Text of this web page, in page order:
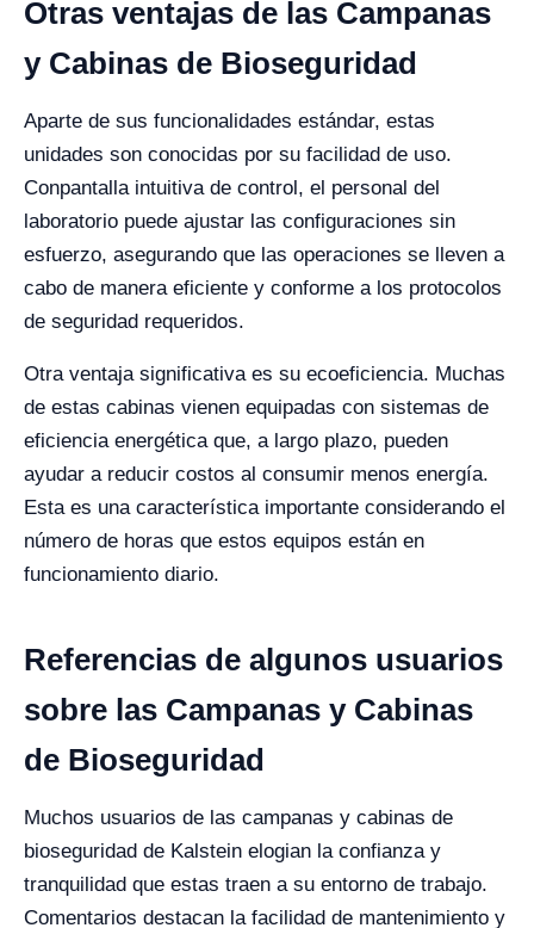
Otras ventajas de las Campanas
y Cabinas de Bioseguridad
Aparte de sus funcionalidades estándar, estas
unidades son conocidas por su facilidad de uso.
Conpantalla intuitiva de control, el personal del
laboratorio puede ajustar las configuraciones sin
esfuerzo, asegurando que las operaciones se lleven a
cabo de manera eficiente y conforme a los protocolos
de seguridad requeridos.
Otra ventaja significativa es su ecoeficiencia. Muchas
de estas cabinas vienen equipadas con sistemas de
eficiencia energética que, a largo plazo, pueden
ayudar a reducir costos al consumir menos energía.
Esta es una característica importante considerando el
número de horas que estos equipos están en
funcionamiento diario.
Referencias de algunos usuarios
sobre las Campanas y Cabinas
de Bioseguridad
Muchos usuarios de las campanas y cabinas de
bioseguridad de Kalstein elogian la confianza y
tranquilidad que estas traen a su entorno de trabajo.
Comentarios destacan la facilidad de mantenimiento y